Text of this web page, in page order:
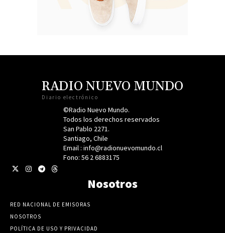
RADIO NUEVO MUNDO
Diario electrónico
©Radio Nuevo Mundo.
Todos los derechos reservados
San Pablo 2271.
Santiago, Chile
Email : info@radionuevomundo.cl
Fono: 56 2 6883175
Nosotros
RED NACIONAL DE EMISORAS
NOSOTROS
POLÍTICA DE USO Y PRIVACIDAD